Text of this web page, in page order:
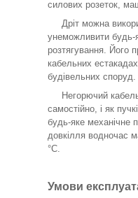
силових розеток,
Дріт можна
унеможливити будь-
розтягування. Його
кабельних
будівельних споруд.
Негорючий кабель
самостійно, і як
будь-яке механічне
довкілля водночас
°C.
Умови